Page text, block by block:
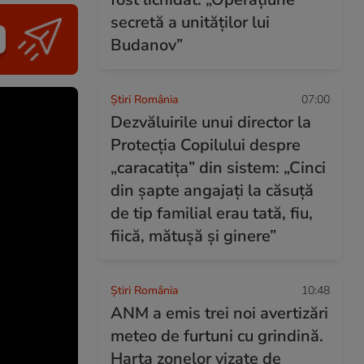
secretă a unităților lui
Budanov”
Știri România 07:00
Dezvăluirile unui director la
Protecția Copilului despre
„caracatița” din sistem: „Cinci
din șapte angajați la căsuță
de tip familial erau tată, fiu,
fiică, mătușă și ginere”
Știri România 10:48
ANM a emis trei noi avertizări
meteo de furtuni cu grindină.
Harta zonelor vizate de